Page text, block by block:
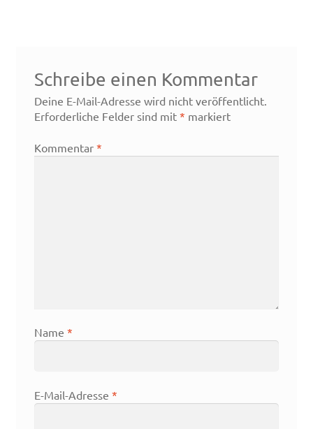
Schreibe einen Kommentar
Deine E-Mail-Adresse wird nicht veröffentlicht.
Erforderliche Felder sind mit * markiert
Kommentar *
Name *
E-Mail-Adresse *